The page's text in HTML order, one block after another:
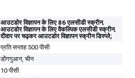
आउटडोर विज्ञापन के लिए 86 एलसीडी स्क्रीन,
आउटडोर विज्ञापन के लिए वैकल्पिक एलसीडी स्क्रीन,
दीवार पर चढ़कर आउटडोर विज्ञापन स्क्रीन डिस्प्ले;
प्रति सप्ताह 500 पीसी
डोंगगुआन, चीन
10 पीसी